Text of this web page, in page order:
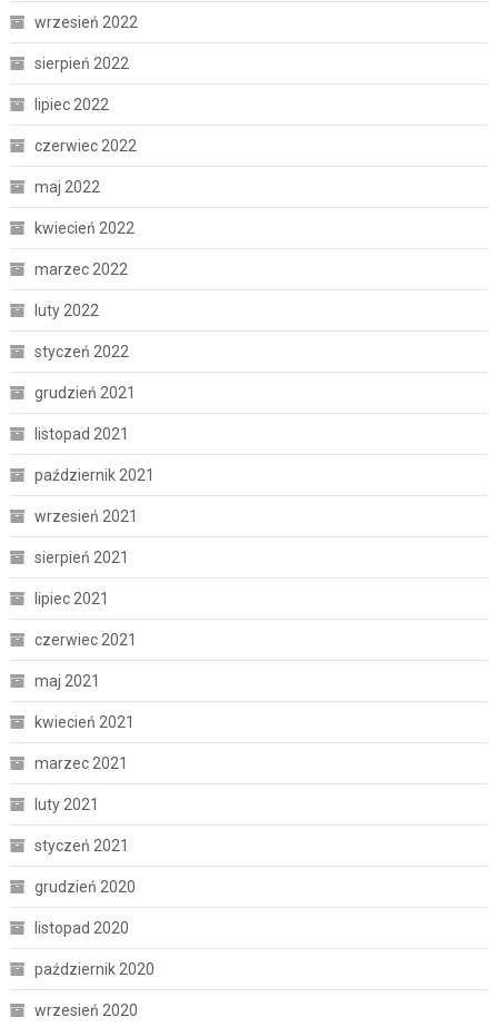
wrzesień 2022
sierpień 2022
lipiec 2022
czerwiec 2022
maj 2022
kwiecień 2022
marzec 2022
luty 2022
styczeń 2022
grudzień 2021
listopad 2021
październik 2021
wrzesień 2021
sierpień 2021
lipiec 2021
czerwiec 2021
maj 2021
kwiecień 2021
marzec 2021
luty 2021
styczeń 2021
grudzień 2020
listopad 2020
październik 2020
wrzesień 2020